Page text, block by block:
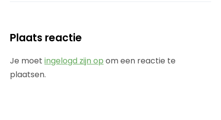
Plaats reactie
Je moet ingelogd zijn op om een reactie te
plaatsen.